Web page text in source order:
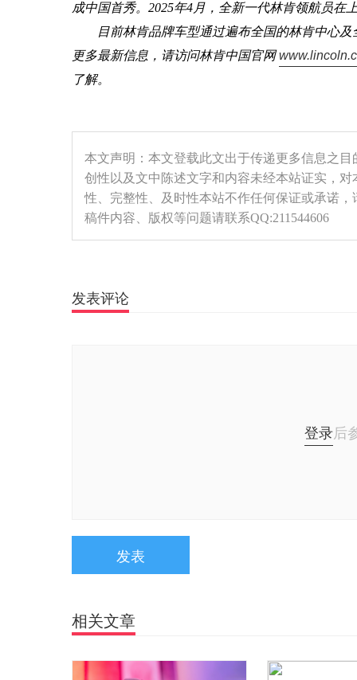
成中国首秀。 2025年4月，全新一代林肯领航员在
目前林肯品牌车型通过遍布全国的林肯中心
更多最新信息，请访问林肯中国官网
了解。
本文声明：本文登载此文出于传递更多信息之
创性以及文中陈述文字和内容未经本站证实，
性、完整性、及时性本站不作任何保证或承诺
稿件内容、版权等问题请联系QQ:211544606
发表评论
登录后
发表
相关文章